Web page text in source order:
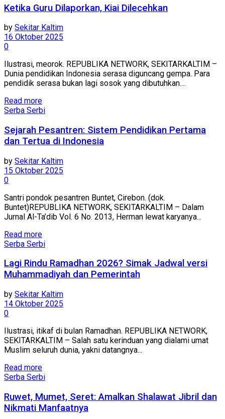
Ketika Guru Dilaporkan, Kiai Dilecehkan
by Sekitar Kaltim
16 Oktober 2025
0
Ilustrasi, meorok. REPUBLIKA NETWORK, SEKITARKALTIM –
Dunia pendidikan Indonesia serasa diguncang gempa. Para
pendidik serasa bukan lagi sosok yang dibutuhkan....
Read more
Serba Serbi
Sejarah Pesantren: Sistem Pendidikan Pertama
dan Tertua di Indonesia
by Sekitar Kaltim
15 Oktober 2025
0
Santri pondok pesantren Buntet, Cirebon. (dok.
Buntet)REPUBLIKA NETWORK, SEKITARKALTIM – Dalam
Jurnal Al-Ta’dib Vol. 6 No. 2013, Herman lewat karyanya...
Read more
Serba Serbi
Lagi Rindu Ramadhan 2026? Simak Jadwal versi
Muhammadiyah dan Pemerintah
by Sekitar Kaltim
14 Oktober 2025
0
Ilustrasi, itikaf di bulan Ramadhan. REPUBLIKA NETWORK,
SEKITARKALTIM – Salah satu kerinduan yang dialami umat
Muslim seluruh dunia, yakni datangnya...
Read more
Serba Serbi
Ruwet, Mumet, Seret: Amalkan Shalawat Jibril dan
Nikmati Manfaatnya